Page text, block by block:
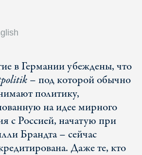
в Германии убеждены, что
– под которой обычно
политику,
на идее мирного
с Россией, начатую при
Брандта – сейчас
Даже те, кто